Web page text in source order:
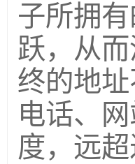
子所拥
跃，从
终的地
电话、
度，远